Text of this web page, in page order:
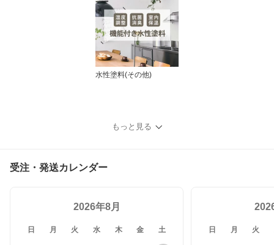
水性塗料(その他)
もっと見る
受注・発送カレンダー
2026年8月
日 月 火 水 木 金 土 日 月 火